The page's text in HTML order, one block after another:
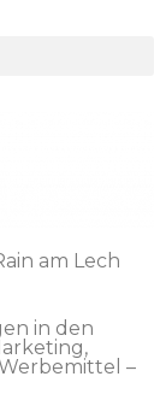
am Lech
in den
–